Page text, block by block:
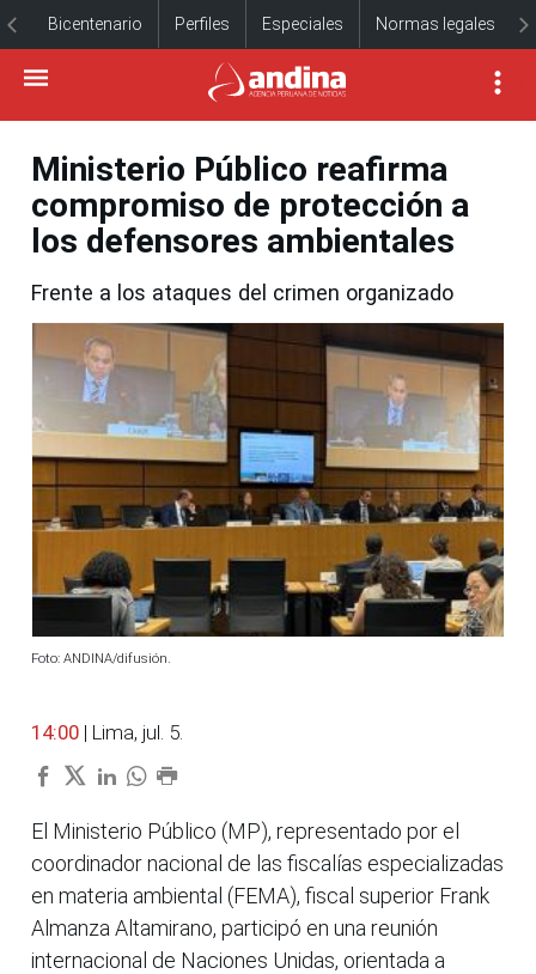
Bicentenario Perfiles Especiales Normas legales
Ministerio Público reafirma
compromiso de protección a
los defensores ambientales
Frente a los ataques del crimen organizado
Foto: ANDINA/difusión.
14:00 | Lima, jul. 5.
El Ministerio Público (MP), representado por el
coordinador nacional de las fiscalías especializadas
en materia ambiental (FEMA), fiscal superior Frank
Almanza Altamirano, participó en una reunión
internacional de Naciones Unidas, orientada a